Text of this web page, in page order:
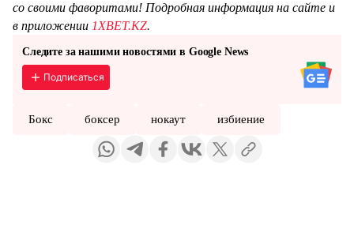
со своими фаворитами! Подробная информация на сайте и
в приложении 1XBET.KZ.
Следите за нашими новостями в Google News
Подписаться
Бокс боксер нокаут избиение